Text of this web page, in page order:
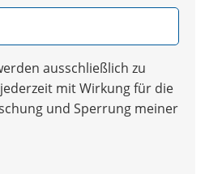
ausschließlich zu
mit Wirkung für die
und Sperrung meiner